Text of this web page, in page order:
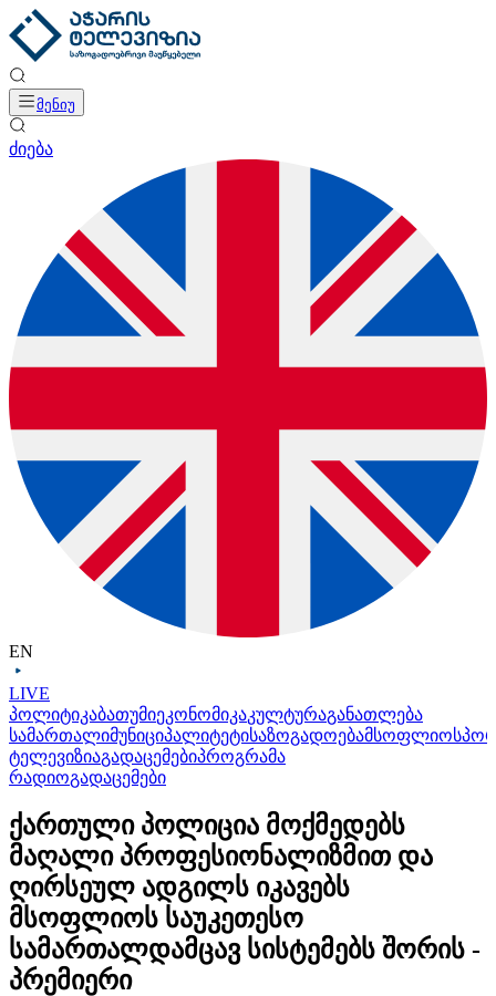
მენიუ
ძიება
EN
LIVE
პოლიტიკაბათუმიეკონომიკაკულტურაგანათლება
სამართალიმუნიციპალიტეტისაზოგადოებამსოფლიო
ტელევიზიაგადაცემებიპროგრამა
რადიოგადაცემები
ქართული პოლიცია მოქმედებს
მაღალი პროფესიონალიზმით და
ღირსეულ ადგილს იკავებს
მსოფლიოს საუკეთესო
სამართალდამცავ სისტემებს შორის -
პრემიერი